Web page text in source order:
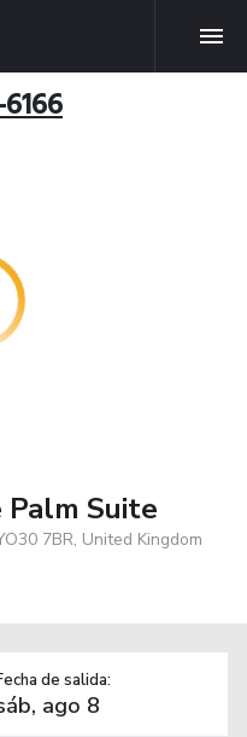
Suite
7BR, United Kingdom
de salida: